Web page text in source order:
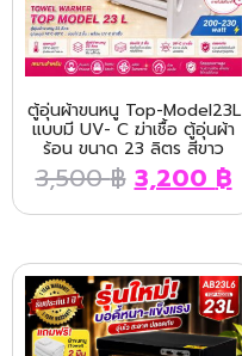
ตู้อุ่นผ้าขนหนู Top-Model23L
แบบมี UV- C ฆ่าเชื้อ ตู้อุ่นผ้า
ร้อน ขนาด 23 ลิตร สีขาว
3,500฿ 3,200฿